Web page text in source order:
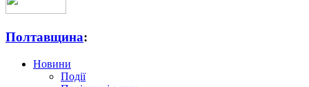
Полтавщина:
Новини
Події